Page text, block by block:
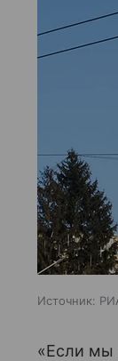
Источник:
«Если мы